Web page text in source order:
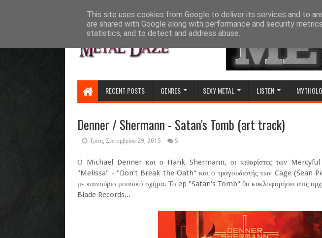
RECENT POSTS GENRES SEXY METAL LISTEN
Denner / Shermann - Satan's Tomb (art track)
Τρίτη, Σεπτεμβρίου 29, 2015 5
Ο Michael Denner και ο Hank Shermann, οι κιθαρίστες των
"Melissa" - "Don’t Break the Oath" και ο τραγουδιστής των Cage (Sean
με καινούριο μουσικό σχήμα. Το ep "Satan's Tomb" θα κυκλοφορήσει στις
Blade Records...
This site uses cookies from Google to deliver its services and to
are shared with Google along with performance and security
statistics, and to detect and address abuse.